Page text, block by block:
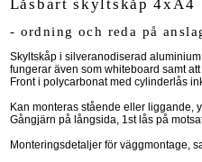
Låsbart skyltskåp 4xA4
- ordning och reda på
Skyltskåp i silveranodiserad
fungerar även som whiteboard samt
Front i polycarbonat med cylinderlås
Kan monteras stående eller liggande,
Gångjärn på långsida, 1st lås på
Monteringsdetaljer för väggmontage,